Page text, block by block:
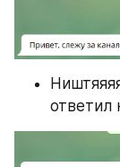
ответил